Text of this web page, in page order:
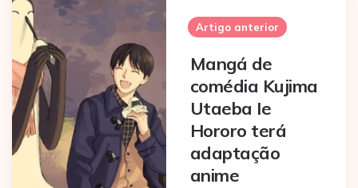
navigation
Artigo anterior
Mangá de
comédia Kujima
Utaeba Ie
Hororo terá
adaptação
anime